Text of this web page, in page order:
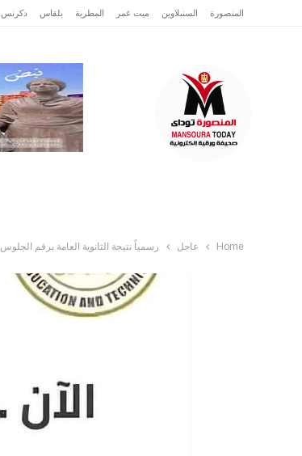
المنصورة السنبلاوين ميت غمر المطرية بلقاس دكرنس
Home عاجل رسمياً نتيجة الثانوية العامة برقم الجلوس 2024